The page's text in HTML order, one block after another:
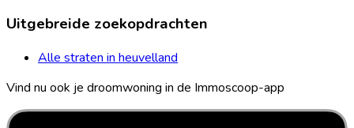
Uitgebreide zoekopdrachten
Alle straten in heuvelland
Vind nu ook je droomwoning in de Immoscoop-app